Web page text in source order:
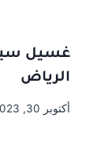
غسيل
الرياض
أكتوبر 30, 2023